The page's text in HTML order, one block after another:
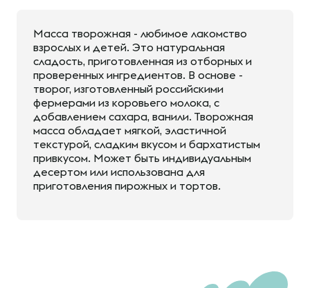
Масса творожная - любимое лакомство
взрослых и детей. Это натуральная
сладость, приготовленная из отборных и
проверенных ингредиентов. В основе -
творог, изготовленный российскими
фермерами из коровьего молока, с
добавлением сахара, ванили. Творожная
масса обладает мягкой, эластичной
текстурой, сладким вкусом и бархатистым
привкусом. Может быть индивидуальным
десертом или использована для
приготовления пирожных и тортов.